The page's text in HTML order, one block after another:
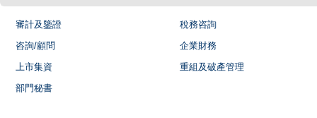
審計及鑒證
稅務咨詢
咨詢/顧問
企業財務
上市集資
重組及破產管理
部門秘書